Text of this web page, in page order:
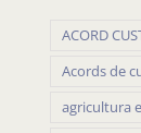
ACORD
Acords de
agricultura